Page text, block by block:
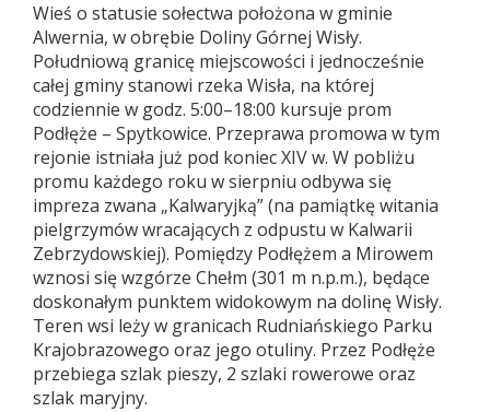
Wieś o statusie sołectwa położona w gminie
Alwernia, w obrębie Doliny Górnej Wisły.
Południową granicę miejscowości i jednocześnie
całej gminy stanowi rzeka Wisła, na której
codziennie w godz. 5:00–18:00 kursuje prom
Podłęże – Spytkowice. Przeprawa promowa w tym
rejonie istniała już pod koniec XIV w. W pobliżu
promu każdego roku w sierpniu odbywa się
impreza zwana „Kalwaryjką” (na pamiątkę witania
pielgrzymów wracających z odpustu w Kalwarii
Zebrzydowskiej). Pomiędzy Podłężem a Mirowem
wznosi się wzgórze Chełm (301 m n.p.m.), będące
doskonałym punktem widokowym na dolinę Wisły.
Teren wsi leży w granicach Rudniańskiego Parku
Krajobrazowego oraz jego otuliny. Przez Podłęże
przebiega szlak pieszy, 2 szlaki rowerowe oraz
szlak maryjny.